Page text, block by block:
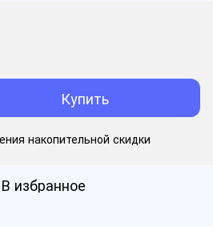
Купить
накопительной скидки
В избранное